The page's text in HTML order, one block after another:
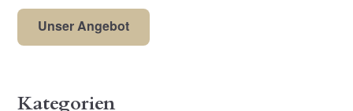
Unser Angebot
Kategorien